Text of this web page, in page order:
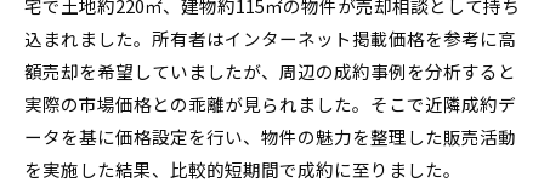
宅で土地約220㎡、建物約115㎡の物件が売却相談として持ち
込まれました。所有者はインターネット掲載価格を参考に高
額売却を希望していましたが、周辺の成約事例を分析すると
実際の市場価格との乖離が見られました。そこで近隣成約デ
ータを基に価格設定を行い、物件の魅力を整理した販売活動
を実施した結果、比較的短期間で成約に至りました。